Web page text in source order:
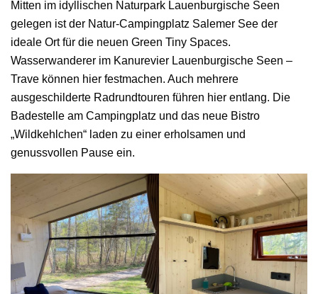
Mitten im idyllischen Naturpark Lauenburgische Seen
gelegen ist der Natur-Campingplatz Salemer See der
ideale Ort für die neuen Green Tiny Spaces.
Wasserwanderer im Kanurevier Lauenburgische Seen –
Trave können hier festmachen. Auch mehrere
ausgeschilderte Radrundtouren führen hier entlang. Die
Badestelle am Campingplatz und das neue Bistro
„Wildkehlchen“ laden zu einer erholsamen und
genussvollen Pause ein.